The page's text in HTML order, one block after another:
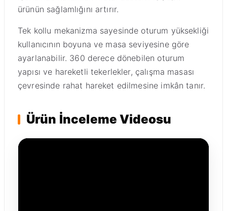
ürünün sağlamlığını artırır.
Tek kollu mekanizma sayesinde oturum yüksekliği
kullanıcının boyuna ve masa seviyesine göre
ayarlanabilir. 360 derece dönebilen oturum
yapısı ve hareketli tekerlekler, çalışma masası
çevresinde rahat hareket edilmesine imkân tanır.
Ürün İnceleme Videosu